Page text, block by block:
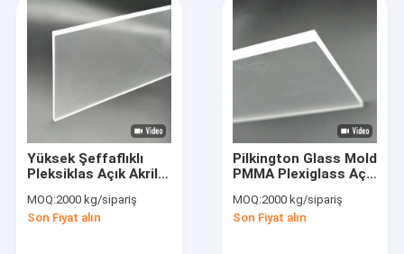
Yüksek Şeffaflıklı
Pleksiklas Açık Akrilik
30mm 40mm
MOQ:2000 kg/sipariş
Son Fiyat alın
Pilkington Glass Mold
PMMA Plexiglass Açık
8mm
MOQ:2000 kg/sipariş
Son Fiyat alın